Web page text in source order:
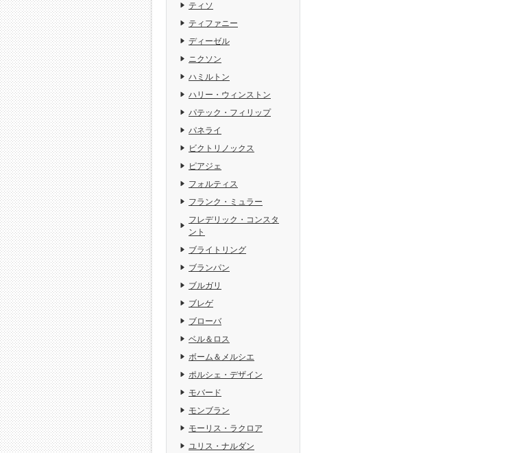
ティソ
ティファニー
ディーゼル
ニクソン
ハミルトン
ハリー・ウィンストン
パテック・フィリップ
パネライ
ビクトリノックス
ピアジェ
フォルティス
フランク・ミュラー
フレデリック・コンスタ
ント
ブライトリング
ブランパン
ブルガリ
ブレゲ
ブローバ
ベル＆ロス
ボーム＆メルシエ
ポルシェ・デザイン
モバード
モンブラン
モーリス・ラクロア
ユリス・ナルダン